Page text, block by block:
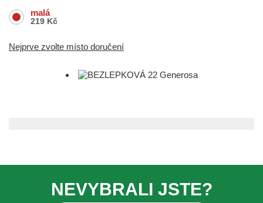
malá
219 Kč
Nejprve zvolte místo doručení
NEVYBRALI JSTE?